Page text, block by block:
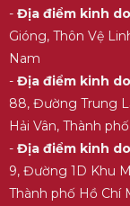
- Địa điểm kinh
Gióng, Thôn Vệ
Nam
- Địa điểm kinh
88, Đường Trung
Hải Vân, Thành
- Địa điểm kinh
9, Đường 1D Khu
Thành phố Hồ Chí